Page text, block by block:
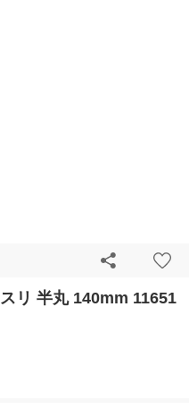
リ 半丸 140mm 11651